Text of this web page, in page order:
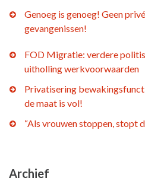
Genoeg is genoeg! Geen
gevangenissen!
FOD Migratie: verdere
uitholling werkvoorwaarden
Privatisering
de maat is vol!
“Als vrouwen stoppen, stopt
Archief